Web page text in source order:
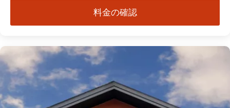
料金の確認